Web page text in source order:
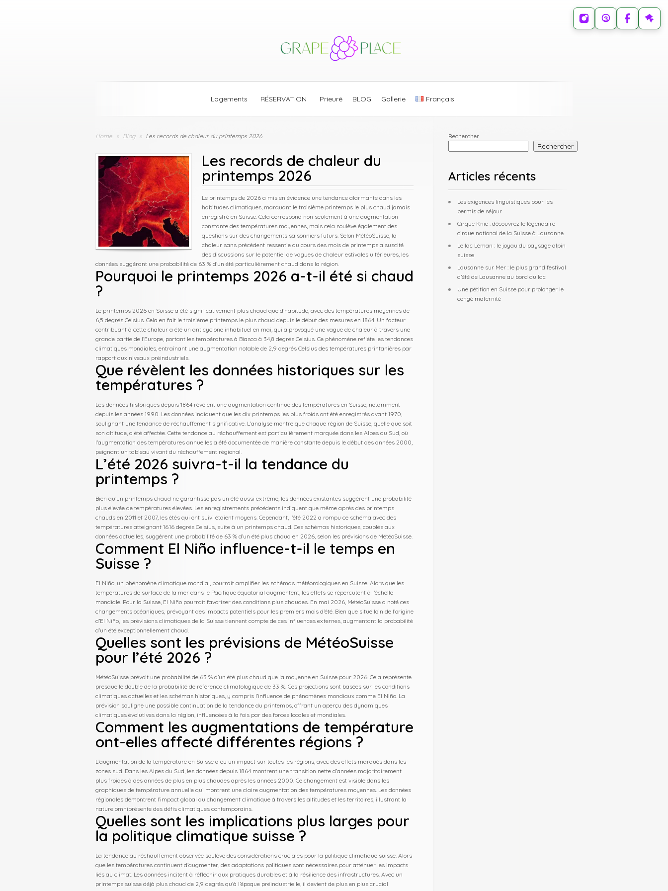
Logements RÉSERVATION Prieuré BLOG Gallerie Français
Home » Blog » Les records de chaleur du printemps 2026
Les records de chaleur du
printemps 2026
Le printemps de 2026 a mis en évidence une tendance alarmante dans les
habitudes climatiques, marquant le troisième printemps le plus chaud jamais
enregistré en Suisse. Cela correspond non seulement à une augmentation
constante des températures moyennes, mais cela soulève également des
questions sur des changements saisonniers futurs. Selon MétéoSuisse, la
chaleur sans précédent ressentie au cours des mois de printemps a suscité
des discussions sur le potentiel de vagues de chaleur estivales ultérieures, les
données suggérant une probabilité de 63 % d’un été particulièrement chaud dans la région.
Pourquoi le printemps 2026 a-t-il été si chaud
?
Le printemps 2026 en Suisse a été significativement plus chaud que d’habitude, avec des températures moyennes de
6,5 degrés Celsius. Cela en fait le troisième printemps le plus chaud depuis le début des mesures en 1864. Un facteur
contribuant à cette chaleur a été un anticyclone inhabituel en mai, qui a provoqué une vague de chaleur à travers une
grande partie de l’Europe, portant les températures à Biasca à 34,8 degrés Celsius. Ce phénomène reflète les tendances
climatiques mondiales, entraînant une augmentation notable de 2,9 degrés Celsius des températures printanières par
rapport aux niveaux préindustriels.
Que révèlent les données historiques sur les
températures ?
Les données historiques depuis 1864 révèlent une augmentation continue des températures en Suisse, notamment
depuis les années 1990. Les données indiquent que les dix printemps les plus froids ont été enregistrés avant 1970,
soulignant une tendance de réchauffement significative. L’analyse montre que chaque région de Suisse, quelle que soit
son altitude, a été affectée. Cette tendance au réchauffement est particulièrement marquée dans les Alpes du Sud, où
l’augmentation des températures annuelles a été documentée de manière constante depuis le début des années 2000,
peignant un tableau vivant du réchauffement régional.
L’été 2026 suivra-t-il la tendance du
printemps ?
Bien qu’un printemps chaud ne garantisse pas un été aussi extrême, les données existantes suggèrent une probabilité
plus élevée de températures élevées. Les enregistrements précédents indiquent que même après des printemps
chauds en 2011 et 2007, les étés qui ont suivi étaient moyens. Cependant, l’été 2022 a rompu ce schéma avec des
températures atteignant 16.16 degrés Celsius, suite à un printemps chaud. Ces schémas historiques, couplés aux
données actuelles, suggèrent une probabilité de 63 % d’un été plus chaud en 2026, selon les prévisions de MétéoSuisse.
Comment El Niño influence-t-il le temps en
Suisse ?
El Niño, un phénomène climatique mondial, pourrait amplifier les schémas météorologiques en Suisse. Alors que les
températures de surface de la mer dans le Pacifique équatorial augmentent, les effets se répercutent à l’échelle
mondiale. Pour la Suisse, El Niño pourrait favoriser des conditions plus chaudes. En mai 2026, MétéoSuisse a noté ces
changements océaniques, prévoyant des impacts potentiels pour les premiers mois d’été. Bien que situé loin de l’origine
d’El Niño, les prévisions climatiques de la Suisse tiennent compte de ces influences externes, augmentant la probabilité
d’un été exceptionnellement chaud.
Quelles sont les prévisions de MétéoSuisse
pour l’été 2026 ?
MétéoSuisse prévoit une probabilité de 63 % d’un été plus chaud que la moyenne en Suisse pour 2026. Cela représente
presque le double de la probabilité de référence climatologique de 33 %. Ces projections sont basées sur les conditions
climatiques actuelles et les schémas historiques, y compris l’influence de phénomènes mondiaux comme El Niño. La
prévision souligne une possible continuation de la tendance du printemps, offrant un aperçu des dynamiques
climatiques évolutives dans la région, influencées à la fois par des forces locales et mondiales.
Comment les augmentations de température
ont-elles affecté différentes régions ?
L’augmentation de la température en Suisse a eu un impact sur toutes les régions, avec des effets marqués dans les
zones sud. Dans les Alpes du Sud, les données depuis 1864 montrent une transition nette d’années majoritairement
plus froides à des années de plus en plus chaudes après les années 2000. Ce changement est visible dans les
graphiques de température annuelle qui montrent une claire augmentation des températures moyennes. Les données
régionales démontrent l’impact global du changement climatique à travers les altitudes et les territoires, illustrant la
nature omniprésente des défis climatiques contemporains.
Quelles sont les implications plus larges pour
la politique climatique suisse ?
La tendance au réchauffement observée soulève des considérations cruciales pour la politique climatique suisse. Alors
que les températures continuent d’augmenter, des adaptations politiques sont nécessaires pour atténuer les impacts
liés au climat. Les données incitent à réfléchir aux pratiques durables et à la résilience des infrastructures. Avec un
printemps suisse déjà plus chaud de 2,9 degrés qu’à l’époque préindustrielle, il devient de plus en plus crucial
Rechercher
Rechercher
Articles récents
Les exigences linguistiques pour les
permis de séjour
Cirque Knie : découvrez le légendaire
cirque national de la Suisse à Lausanne
Le lac Léman : le joyau du paysage alpin
suisse
Lausanne sur Mer : le plus grand festival
d’été de Lausanne au bord du lac
Une pétition en Suisse pour prolonger le
congé maternité